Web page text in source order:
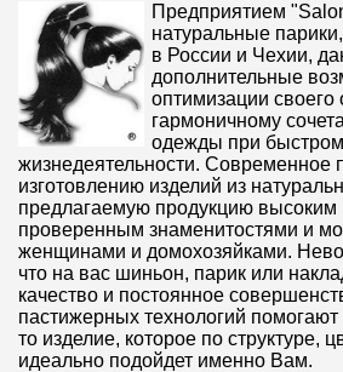
Предприятием
натуральные
в России и Чехии,
дополнительные
оптимизации своего
гармоничному
одежды при
жизнедеятельности. Современное
изготовлению изделий из
предлагаемую продукцию высоким
проверенным знаменитостями и
женщинами и домохозяйками.
что на вас шиньон, парик или
качество и постоянное
пастижерных технологий
то изделие, которое по структуре,
идеально подойдет именно Вам.